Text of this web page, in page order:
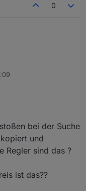
0
und noch
Datenpunkt
// Hinweis:
{
{
bei der Suche
und
Regler sind das ?
ist das??